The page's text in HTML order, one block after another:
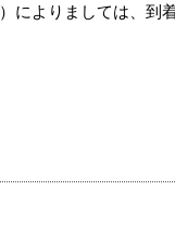
によりましては、到